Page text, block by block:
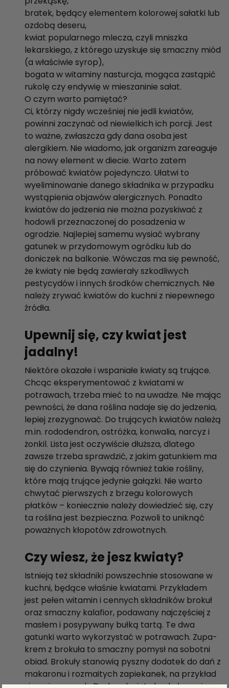
bratek, będący elementem kolorowej sałatki lub
ozdobą deseru,
kwiat popularnego mlecza, czyli mniszka
lekarskiego, z którego uzyskuje się smaczny miód
(a właściwie syrop),
bogata w witaminy nasturcja, mogąca zastąpić
rukolę czy endywię w mieszaninie sałat.
O czym warto pamiętać?
Ci, którzy nigdy wcześniej nie jedli kwiatów,
powinni zaczynać od niewielkich ich porcji. Jest
to ważne, zwłaszcza gdy dana osoba jest
alergikiem. Nie wiadomo, jak organizm zareaguje
na nowy element w diecie. Warto zatem
próbować kwiatów pojedynczo. Ułatwi to
wyeliminowanie danego składnika w przypadku
wystąpienia objawów alergicznych. Ponadto
kwiatów do jedzenia nie można pozyskiwać z
hodowli przeznaczonej do posadzenia w
ogrodzie. Najlepiej samemu wysiać wybrany
gatunek w przydomowym ogródku lub do
doniczek na balkonie. Wówczas ma się pewność,
że kwiaty nie będą zawierały szkodliwych
pestycydów i innych środków chemicznych. Nie
należy zrywać kwiatów do kuchni z niepewnego
źródła.
Upewnij się, czy kwiat jest
jadalny!
Niektóre okazałe i wspaniałe kwiaty są trujące.
Chcąc eksperymentować z kwiatami w
potrawach, trzeba mieć to na uwadze. Nie mając
pewności, że dana roślina nadaje się do jedzenia,
lepiej zrezygnować. Do trujących kwiatów należą
m.in. rododendron, ostróżka, konwalia, narcyz i
żonkil. Lista jest oczywiście dłuższa, dlatego
zawsze trzeba sprawdzić, z jakim gatunkiem ma
się do czynienia. Bywają również takie rośliny,
które mają trujące jedynie gałązki. Nie warto
chwytać pierwszych z brzegu kolorowych
płatków – koniecznie należy dowiedzieć się, czy
ta roślina jest bezpieczna. Pozwoli to uniknąć
poważnych kłopotów zdrowotnych.
Czy wiesz, że jesz kwiaty?
Istnieją też składniki powszechnie stosowane w
kuchni, będące właśnie kwiatami. Przykładem
jest pełen witamin i cennych składników brokuł
oraz smaczny kalafior, podawany najczęściej z
masłem i posypywany bułką tartą. Te dwa
gatunki warto wykorzystać w potrawach. Zupa-
krem z brokuła to smaczny pomysł na sobotni
obiad. Brokuły stanowią pyszny dodatek do dań z
makaronu i rozmaitych zapiekanek, na przykład